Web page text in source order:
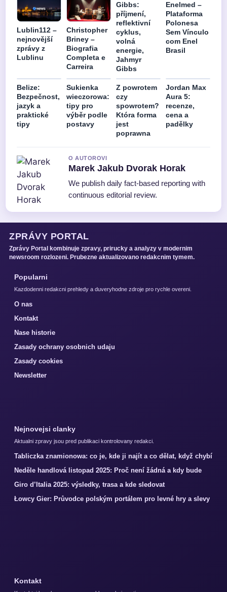
Lublin112 –
nejnovější
zprávy z
Lublinu
Christopher
Briney –
Biografia
Completa e
Carreira
Gibbs:
příjmení,
reflektivní
cyklus,
volná
energie,
Jahmyr
Gibbs
Enelmed –
Plataforma
Polonesa
Sem Vínculo
com Enel
Brasil
Belize:
Bezpečnost,
jazyk a
praktické
tipy
Sukienka
wieczorowa:
tipy pro
výběr podle
postavy
Z powrotem
czy
spowrotem?
Która forma
jest
poprawna
Jordan Max
Aura 5:
recenze,
cena a
padělky
O AUTOROVI
Marek Jakub Dvorak Horak
We publish daily fact-based reporting with
continuous editorial review.
ZPRÁVY PORTAL
Zprávy Portal kombinuje zpravy, prirucky a analyzy v modernim
newsroom rozlozeni. Prubezne aktualizovano redakcnim tymem.
Popularni
Kazdodenni redakcni prehledy a duveryhodne zdroje pro rychle overeni.
O nas
Kontakt
Nase historie
Zasady ochrany osobnich udaju
Zasady cookies
Newsletter
Nejnovejsi clanky
Aktualni zpravy jsou pred publikaci kontrolovany redakci.
Tabliczka znamionowa: co je, kde ji najít a co dělat, když chybí
Neděle handlová listopad 2025: Proč není žádná a kdy bude
Giro d’Italia 2025: výsledky, trasa a kde sledovat
Łowcy Gier: Průvodce polským portálem pro levné hry a slevy
Kontakt